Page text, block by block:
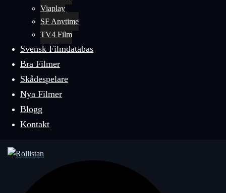
Viaplay
SF Anytime
TV4 Film
Svensk Filmdatabas
Bra Filmer
Skådespelare
Nya Filmer
Blogg
Kontakt